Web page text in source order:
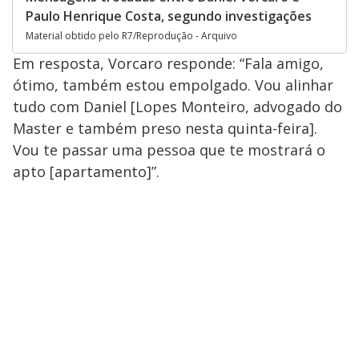
Paulo Henrique Costa, segundo investigações
Material obtido pelo R7/Reprodução - Arquivo
Em resposta, Vorcaro responde: “Fala amigo,
ótimo, também estou empolgado. Vou alinhar
tudo com Daniel [Lopes Monteiro, advogado do
Master e também preso nesta quinta-feira].
Vou te passar uma pessoa que te mostrará o
apto [apartamento]”.